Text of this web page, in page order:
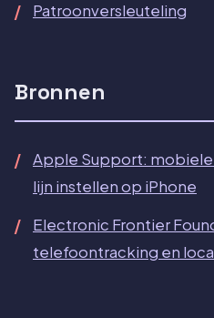
Patroonversleuteling
Bronnen
Apple Support:
lijn instellen op iPhone
Electronic Frontier
telefoontracking en